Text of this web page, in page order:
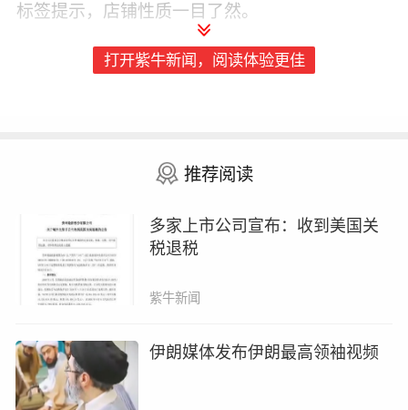
标签提示，店铺性质一目了然。
随后，记者在外卖平台联系到一家信息显示为档
既不提供现场就餐，也不能持续自提的商家打
标。6月1日起，美团将支持全量商家自主设置
“有/无堂食”“有/无明厨亮灶”等标识，标识会在商
家列表页、商家主页面显著位置展示。
在社交平台上记者注意到，有网友在收到外卖时
发现手提袋中有被撕下的白色封条纸，不少网友
打开紫牛新闻，阅读体验更佳
推荐阅读
多家上市公司宣布：收到美国关
税退税
紫牛新闻
伊朗媒体发布伊朗最高领袖视频